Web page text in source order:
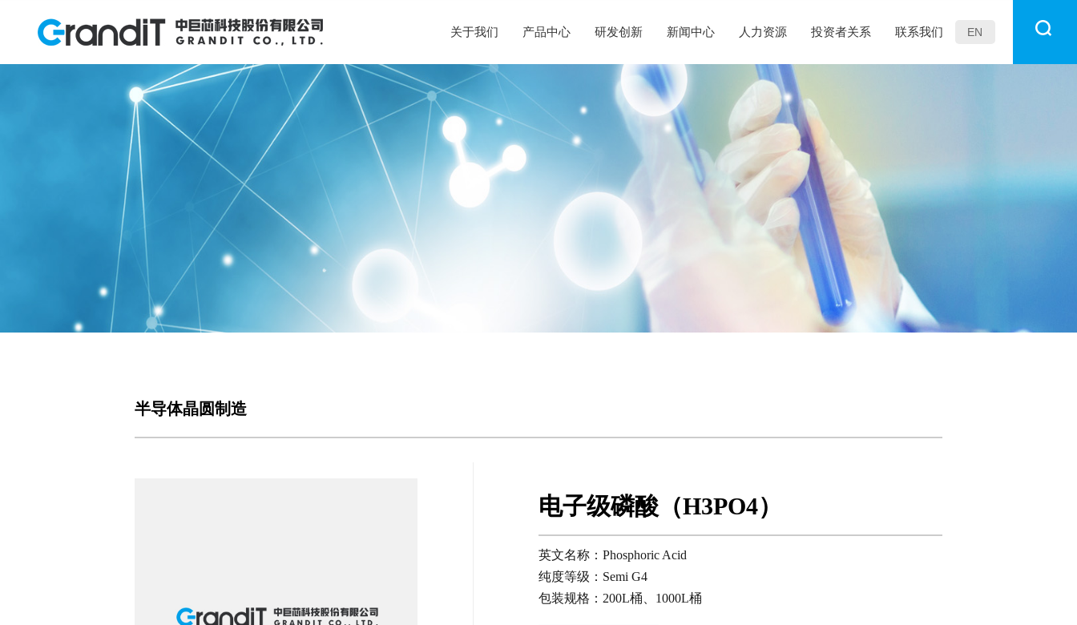
关于我们 产品中心 研发创新 新闻中心 人力资源 投资者关系 联系我们 EN
ABOUT US
关于我们
企业简介
发展历程
企业文化
荣誉资质
社会责任
PRODUCTS
产品中心
半导体晶圆制造
硅/化合物衬底片制造
半导体显示制造
光纤光棒制造
光伏制造
R&D
研发创新
替代性研发
前瞻性研发
NEWS
新闻中心
新闻动态
声明公告
HUMAN RESOURCES
人力资源
人才理念
人才招聘
INVESTOR RELATIONS
投资者关系
半导体晶圆制造
电子级磷酸（H3PO4）
英文名称：Phosphoric Acid
纯度等级：Semi G4
包装规格：200L桶、1000L桶